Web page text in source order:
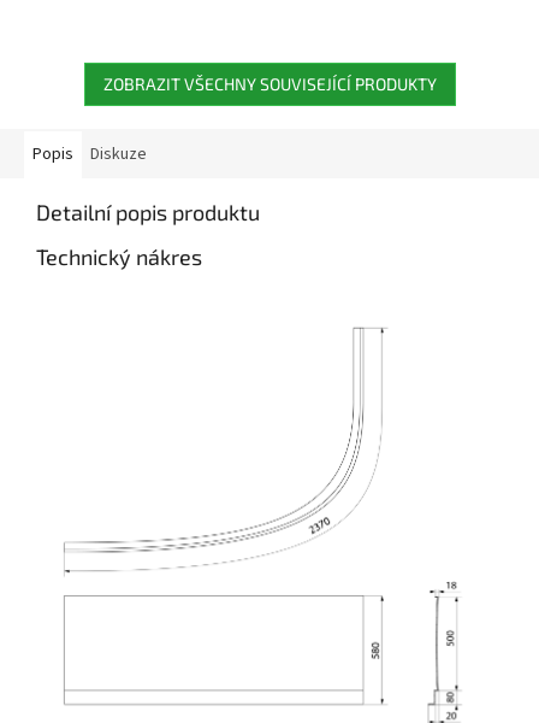
ZOBRAZIT VŠECHNY SOUVISEJÍCÍ PRODUKTY
Popis Diskuze
Detailní popis produktu
Technický nákres